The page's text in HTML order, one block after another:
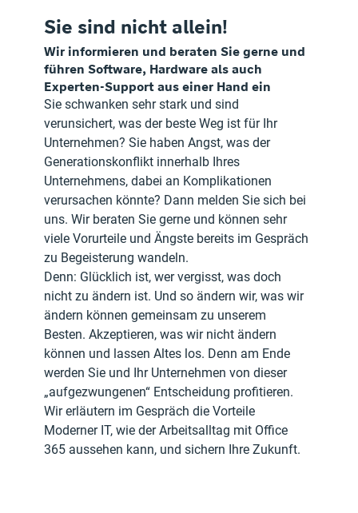
Sie sind nicht allein!
Wir informieren und beraten Sie gerne und
führen Software, Hardware als auch
Experten-Support aus einer Hand ein
Sie schwanken sehr stark und sind
verunsichert, was der beste Weg ist für Ihr
Unternehmen? Sie haben Angst, was der
Generationskonflikt innerhalb Ihres
Unternehmens, dabei an Komplikationen
verursachen könnte? Dann melden Sie sich bei
uns. Wir beraten Sie gerne und können sehr
viele Vorurteile und Ängste bereits im Gespräch
zu Begeisterung wandeln.
Denn: Glücklich ist, wer vergisst, was doch
nicht zu ändern ist. Und so ändern wir, was wir
ändern können gemeinsam zu unserem
Besten. Akzeptieren, was wir nicht ändern
können und lassen Altes los. Denn am Ende
werden Sie und Ihr Unternehmen von dieser
„aufgezwungenen“ Entscheidung profitieren.
Wir erläutern im Gespräch die Vorteile
Moderner IT, wie der Arbeitsalltag mit Office
365 aussehen kann, und sichern Ihre Zukunft.